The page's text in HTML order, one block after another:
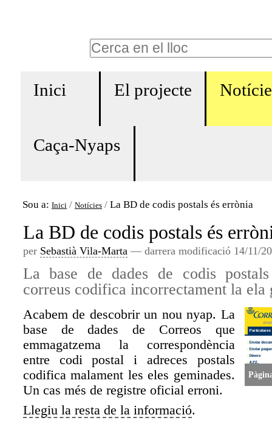
Salta
navegació
avançada…
Navigation
Inici El projecte
Caça-Nyaps
Sou a: Inici /Notícies /La BD de codis postals és errònia
La BD de codis postals és
per Sebastià Vila-Marta — darrera modificació14/11/
La base de dades de codis
correus codifica incorrectament la ela
Acabem de descobrir un nou nyap. La
base de dades de Correos que
emmagatzema la correspondència
entre codi postal i adreces postals
codifica malament les eles geminades.
Un cas més de registre oficial erroni.
Llegiu la resta de la informació.